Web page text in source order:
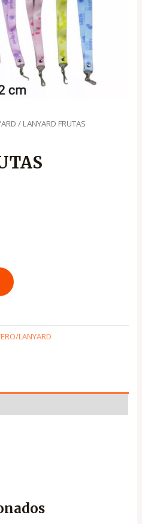
/ LANYARD FRUTAS
LANYARD